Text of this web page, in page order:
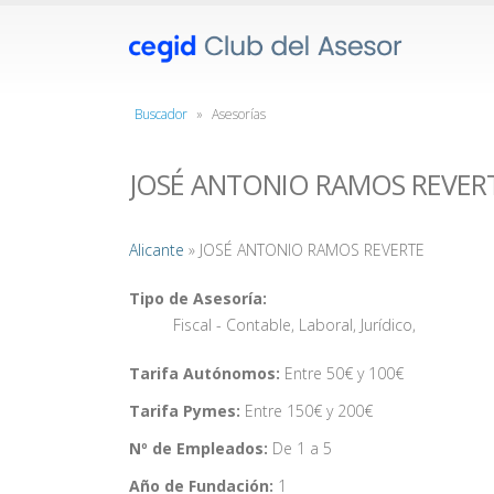
Buscador » Asesorías
JOSÉ ANTONIO RAMOS
Alicante » JOSÉ ANTONIO RAMOS REVERTE
Tipo de Asesoría:
Fiscal - Contable, Laboral, Jurídico,
Tarifa Autónomos: Entre 50€ y 100€
Tarifa Pymes: Entre 150€ y 200€
Nº de Empleados: De 1 a 5
Año de Fundación: 1